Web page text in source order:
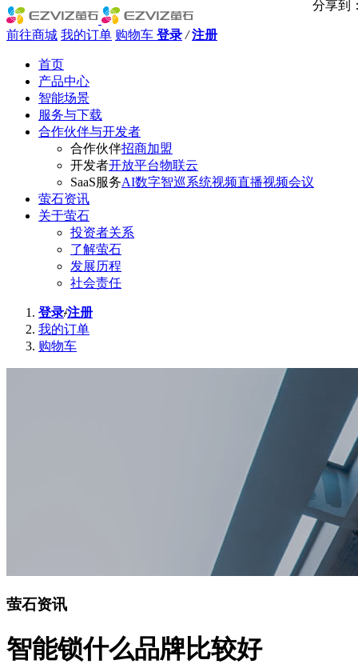
前往商城 我的订单 购物车 登录 / 注册
首页
产品中心
智能场景
服务与下载
合作伙伴与开发者
合作伙伴招商加盟
开发者开放平台物联云
SaaS服务AI数字智巡系统视频直播视频会议
萤石资讯
关于萤石
投资者关系
了解萤石
发展历程
社会责任
登录/注册
我的订单
购物车
萤石资讯
智能锁什么品牌比较好
分享到